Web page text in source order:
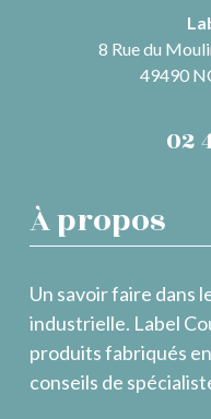
8 Rue du
49490
02
À propos
Un savoir faire dans
industrielle. Label
produits fabriqués
conseils de